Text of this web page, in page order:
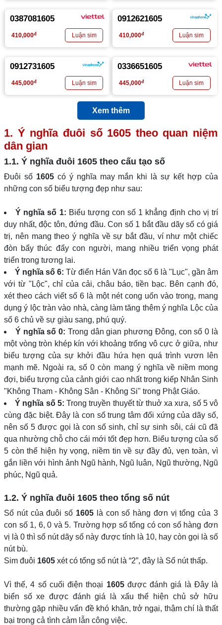
0387081605
410,000đ
0912621605
410,000đ
0912731605
445,000đ
0336651605
445,000đ
Xem thêm
1. Ý nghĩa đuôi số 1605 theo quan niệm
dân gian
1.1. Ý nghĩa đuôi 1605 theo cấu tạo số
Đuôi số 1605có ý nghĩa may mắn khi là sự kết hợp của
những con số biểu tượng đẹp như sau:
Ý nghĩa số 1: Biểu tượng con số 1 khẳng định cho vị trí
duy nhất, độc tôn, đứng đầu. Con số 1 bắt đầu dãy số có giá
trị, nên mang theo ý nghĩa về sự bắt đầu, ví như một chiếc
đòn bẩy thúc đẩy con người, mang nhiều triển vọng phát
triển trong tương lai.
Ý nghĩa số 6: Từ điển Hán Văn đọc số 6 là "Lục", gần âm
với từ "Lộc", chỉ của cải, châu báo, tiền bạc. Bên cạnh đó,
xét theo cách viết số 6 là một nét cong uốn vào trong, mang
dụng ý lộc tràn vào nhà, càng làm tăng thêm ý nghĩa Lộc của
số 6 chủ về sự giàu sang, phú quý.
Ý nghĩa số 0: Trong dân gian phương Đông, con số 0 là
một vòng tròn khép kín với khoảng trống vô cực ở giữa, như
biểu tượng của sự khởi đầu hứa hẹn quá trình vươn lên
mạnh mẽ. Ngoài ra, số 0 còn mang ý nghĩa về niềm mong
đợi, biểu tượng của cảnh giới cao nhất trong kiếp Nhân Sinh
"Không Tham - Không Sân - Không Si" trong Phật Giáo.
Ý nghĩa số 5: Trong truyền thuyết từ thuở xa xưa, số 5 vô
cùng đặc biệt. Đây là con số trung tâm đối xứng của dãy số,
nên số 5 được gọi là con số sinh, chỉ sự sinh sôi, cái cũ đã
qua nhường chỗ cho cái mới tốt đẹp hơn. Biểu tượng của số
5 còn thể hiện hy vọng, niềm tin về sự đầy đủ, vẹn toàn, vì
gắn liền với hình ảnh Ngũ hành, Ngũ luân, Ngũ thường, Ngũ
phúc, Ngũ quả.
1.2. Ý nghĩa đuôi 1605 theo tổng số nút
Số nút của đuôi số 1605là con số hàng đơn vị tổng của 3
con số 1, 6, 0 và 5. Trường hợp số tổng có con số hàng đơn
vị là 0 thì số nút dãy số này được tính là 10, hay còn gọi là số
nút bù.
Sim đuôi 1605 xét có tổng số nút là “2”, đây là Số nút thấp.
Vì thế, 4 số cuối điện thoại 1605được đánh giá là Đây là
biển số xe được đánh giá là xấu thể hiện chủ sở hữu
thường gặp nhiều vấn đề khó khăn, trở ngại, thậm chí là thất
bại trong cả tình cảm lẫn công việc.